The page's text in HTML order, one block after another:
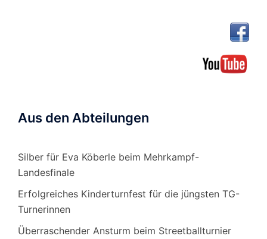
Aus den Abteilungen
Silber für Eva Köberle beim Mehrkampf-
Landesfinale
Erfolgreiches Kinderturnfest für die jüngsten TG-
Turnerinnen
Überraschender Ansturm beim Streetballturnier